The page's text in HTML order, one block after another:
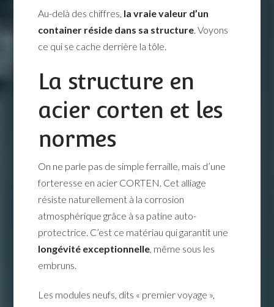
Au-delà des chiffres, la vraie valeur d’un
container réside dans sa structure. Voyons
ce qui se cache derrière la tôle.
La structure en
acier corten et les
normes
On ne parle pas de simple ferraille, mais d’une
forteresse en acier CORTEN. Cet alliage
résiste naturellement à la corrosion
atmosphérique grâce à sa patine auto-
protectrice. C’est ce matériau qui garantit une
longévité exceptionnelle, même sous les
embruns.
Les modules neufs, dits « premier voyage »,